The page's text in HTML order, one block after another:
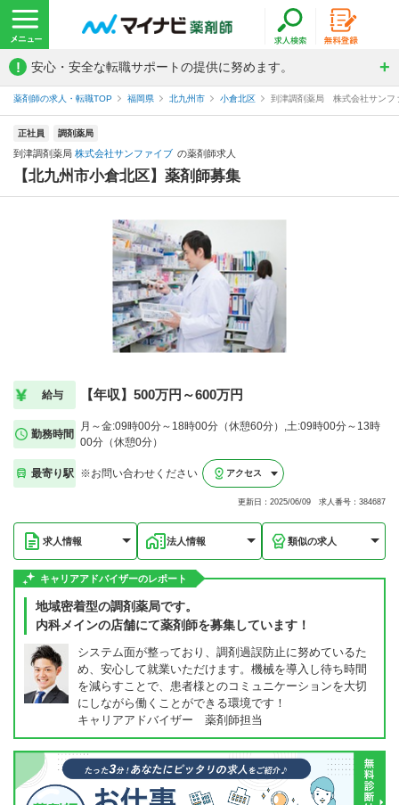
! 安心・安全な転職サポートの提供に努めます。
薬剤師の求人・転職TOP 福岡県 北九州市 小倉北区 到津調剤薬局 株式会社サンフ
正社員 調剤薬局
到津調剤薬局 株式会社サンファイブ の薬剤師求人
【北九州市小倉北区】薬剤師募集
給与 【年収】500万円～600万円
勤務時間
月～金:09時00分～18時00分（休憩60分）,土:09時00分～13時
00分（休憩0分）
最寄り駅 ※お問い合わせください アクセス
更新日：2025/06/09 求人番号：384687
求人情報 法人情報 類似の求人
キャリアアドバイザーのレポート
地域密着型の調剤薬局です。
内科メインの店舗にて薬剤師を募集しています！
システム面が整っており、調剤過誤防止に努めているた
め、安心して就業いただけます。機械を導入し待ち時間
を減らすことで、患者様とのコミュニケーションを大切
にしながら働くことができる環境です！
キャリアアドバイザー 薬剤師担当